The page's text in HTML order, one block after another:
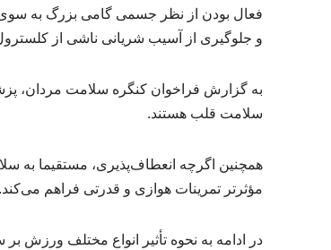
فعال بودن از نظر جسمی گامی بزرگ به سوی
و جلوگیری از آسیب شریانی ناشی از کلسترول
به گزارش فراخوان کنگره سلامت مردان،
سلامت قلب هستند.
همچنین اگرچه انعطاف‌پذیری، مستقیما به
مؤثرتر تمرینات هوازی و قدرتی فراهم می‌کند.
در ادامه به نحوه‌ تأثیر انواع مختلف ورزش